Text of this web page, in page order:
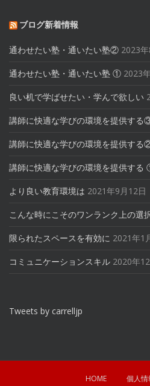
ブログ新着情報
通わせたい塾・通いたい塾② 2023
通わせたい塾・通いたい塾 ① 2023
良い机で学ばせたい・学んで欲しい
講師に快適な学びの環境を提供する
講師に快適な学びの環境を提供する
講師に快適な学びの環境を提供する
より良い教育環境は 2021年9月12日
こんな時にこそのワンランク上の選
限られたスペースを有効に 2021年1
コミュニケーションスキル 2020年
Tweets by carrelljp
HOME 個人